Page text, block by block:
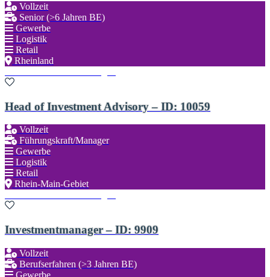
Vollzeit
Senior (>6 Jahren BE)
Gewerbe
Logistik
Retail
Rheinland
Head of Investment Advisory – ID: 10059
Vollzeit
Führungskraft/Manager
Gewerbe
Logistik
Retail
Rhein-Main-Gebiet
Investmentmanager – ID: 9909
Vollzeit
Berufserfahren (>3 Jahren BE)
Gewerbe